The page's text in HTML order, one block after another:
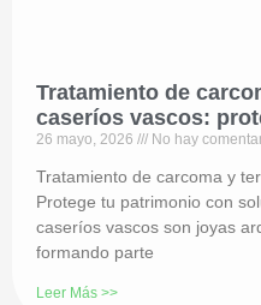
Tratamiento de
caseríos vascos:
26 mayo, 2026 No hay
Tratamiento de carcoma y
Protege tu patrimonio con
caseríos vascos son joyas
formando parte
Leer Más >>